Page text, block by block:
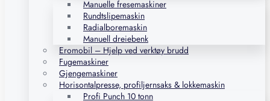
Manuelle fresemaskiner
Rundtslipemaskin
Radialboremaskin
Manuell dreiebenk
Eromobil – Hjelp ved verktøy brudd
Fugemaskiner
Gjengemaskiner
Horisontalpresse, profiljernsaks & lokkemaskin
Profi Punch 10 tonn